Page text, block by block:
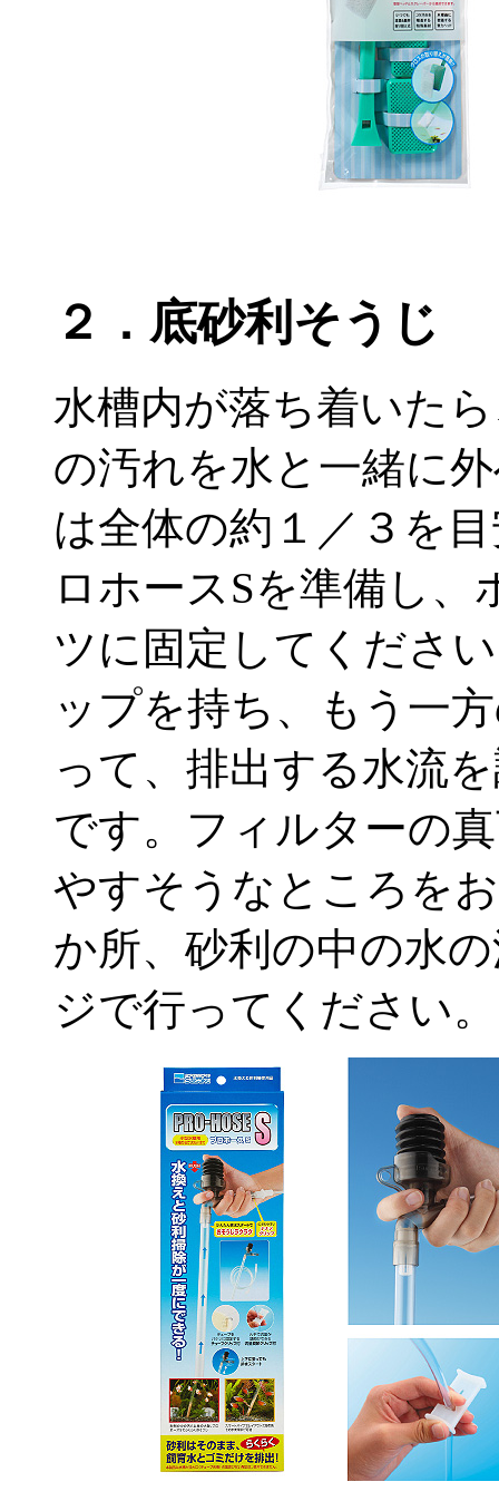
２．底砂利そうじ
水槽内が落ち着いた
の汚れを水と一緒に
は全体の約１／３を
ロホースSを準備し
ツに固定してくださ
ップを持ち、もう一
って、排出する水流
です。フィルターの
やすそうなところを
か所、砂利の中の水
ジで行ってください。